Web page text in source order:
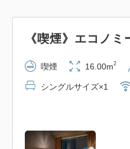
ご利用可能時間
9:30a.m.)
【施設ご案内】
・チェックイン前チェッ
《喫煙》エコノ
喫煙 16.00m2
シングルサイズ×1